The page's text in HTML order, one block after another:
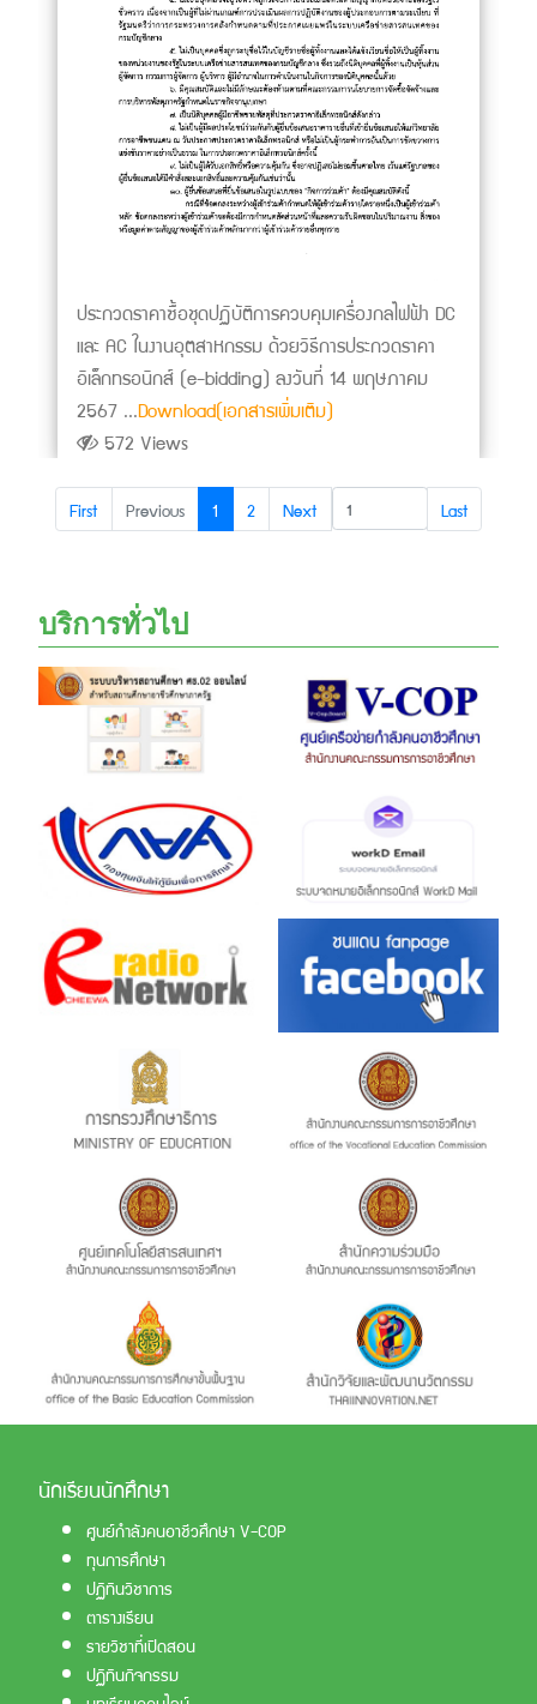
ประกวดราคาซื้อชุดปฏิบัติการควบคุมเครื่องกลไฟฟ้า DC
และ AC ในงานอุตสาหกรรม ด้วยวิธีการประกวดราคา
อิเล็กทรอนิกส์ (e-bidding) ลงวันที่ 14 พฤษภาคม
2567 ...Download(เอกสารเพิ่มเติม)
572 Views
First Previous 1 2 Next Last
บริการทั่วไป
นักเรียนนักศึกษา
ศูนย์กำลังคนอาชีวศึกษา V-COP
ทุนการศึกษา
ปฏิทินวิชาการ
ตารางเรียน
รายวิชาที่เปิดสอน
ปฏิทินกิจกรรม